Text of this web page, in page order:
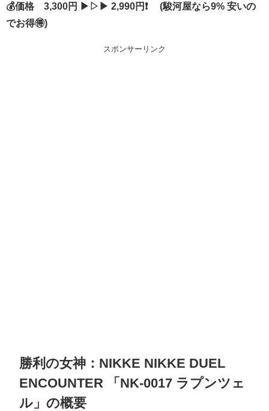
💰価格 3,300円 ▶▷▶ 2,990円❗ (駿河屋なら9% 安いの
でお得🉐)
スポンサーリンク
勝利の女神：NIKKE NIKKE DUEL
ENCOUNTER 「NK-0017 ラプンツェ
ル」の概要